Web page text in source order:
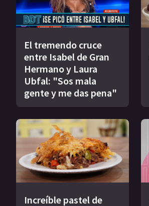
El tremendo cruce
entre Isabel de Gran
Hermano y Laura
Ubfal: "Sos mala
gente y me das pena"
Increíble pastel de